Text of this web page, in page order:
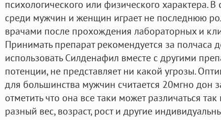
психологического или физического характера.
среди мужчин и женщин играет не последнюю
врачами после прохождения лабораторных и
Принимать препарат рекомендуется за полчаса
использовать Силденафил вместе с другими
потенции, не представляет ни какой угрозы.
для большинства мужчин считается 20мгно дон
отметить что она все таки может различаться
разный вес, возраст, рост и другие